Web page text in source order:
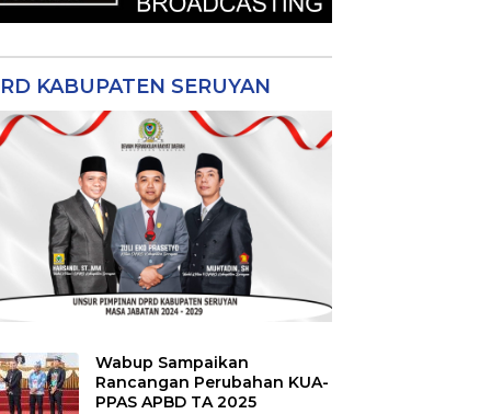
KABUPATEN SERUYAN
Wabup Sampaikan
Rancangan Perubahan KUA-
PPAS APBD TA 2025